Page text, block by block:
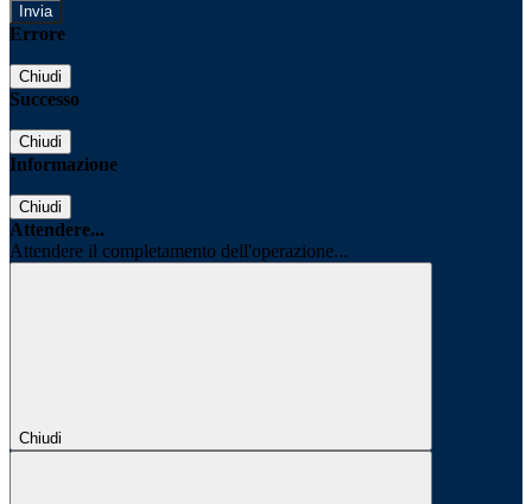
Errore
Chiudi
Successo
Chiudi
Informazione
Chiudi
Attendere...
Attendere il completamento dell'operazione...
Chiudi